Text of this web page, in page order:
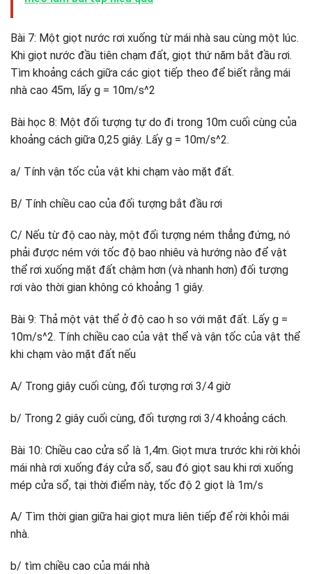
Bài 7: Một giọt nước rơi xuống từ mái nhà sau cùng một lúc.
Khi giọt nước đầu tiên chạm đất, giọt thứ năm bắt đầu rơi.
Tìm khoảng cách giữa các giọt tiếp theo để biết rằng mái
nhà cao 45m, lấy g = 10m/s^2
Bài học 8: Một đối tượng tự do đi trong 10m cuối cùng của
khoảng cách giữa 0,25 giây. Lấy g = 10m/s^2.
a/ Tính vận tốc của vật khi chạm vào mặt đất.
B/ Tính chiều cao của đối tượng bắt đầu rơi
C/ Nếu từ độ cao này, một đối tượng ném thẳng đứng, nó
phải được ném với tốc độ bao nhiêu và hướng nào để vật
thể rơi xuống mặt đất chậm hơn (và nhanh hơn) đối tượng
rơi vào thời gian không có khoảng 1 giây.
Bài 9: Thả một vật thể ở độ cao h so với mặt đất. Lấy g =
10m/s^2. Tính chiều cao của vật thể và vận tốc của vật thể
khi chạm vào mặt đất nếu
A/ Trong giây cuối cùng, đối tượng rơi 3/4 giờ
b/ Trong 2 giây cuối cùng, đối tượng rơi 3/4 khoảng cách.
Bài 10: Chiều cao cửa sổ là 1,4m. Giọt mưa trước khi rời khỏi
mái nhà rơi xuống đáy cửa sổ, sau đó giọt sau khi rơi xuống
mép cửa sổ, tại thời điểm này, tốc độ 2 giọt là 1m/s
A/ Tìm thời gian giữa hai giọt mưa liên tiếp để rời khỏi mái
nhà.
b/ tìm chiều cao của mái nhà